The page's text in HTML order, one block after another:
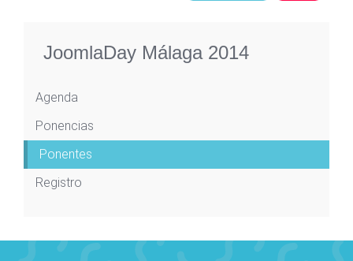
JoomlaDay Málaga 2014
Agenda
Ponencias
Ponentes
Registro